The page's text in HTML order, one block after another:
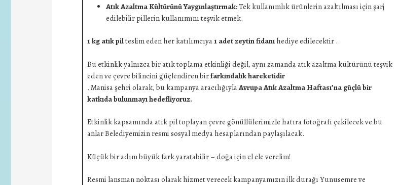
Atık Azaltma Kültürünü Yaygınlaştırmak:Tek kullanımlık ürünlerin azaltılması için şarj
edilebilir pillerin kullanımını teşvik etmek.
1 kg atık pilteslim eden her katılımcıya1 adet zeytin fidanıhediye edilecektir .
Bu etkinlik yalnızca bir atık toplama etkinliği değil, aynı zamandaatık azaltma kültürünü teşvik
eden ve çevre bilincini güçlendiren birfarkındalık hareketidir
. Manisa şehri olarak, bu kampanya aracılığıylaAvrupa Atık Azaltma Haftası’na güçlü bir
katkıda bulunmayı hedefliyoruz.
Etkinlik kapsamında atık pil toplayan çevre gönüllülerimizle hatıra fotoğrafı çekilecek ve bu
anlar Belediyemizin resmi sosyal medya hesaplarından paylaşılacak.
Küçük bir adım büyük fark yaratabilir – doğa için el ele verelim!
Resmi lansman noktası olarak hizmet verecek kampanyamızın ilk durağı Yunusemre ve